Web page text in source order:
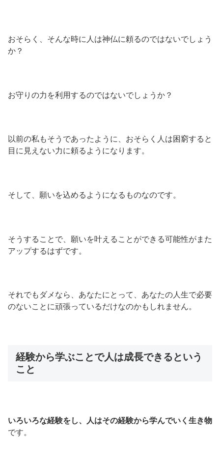
おそらく、そんな時に人は神仏に頼るのではないでしょう
か？
お守りの力を利用するのではないでしょうか？
以前の私もそうであったように、おそらく人は困窮すると
目に見えない力に頼るようになります。
そして、願いを込めるようになるものなのです。
そうすることで、願いを叶えることができる可能性がまた
アップするはずです。
それでもダメなら、あなたにとって、あなたの人生で必要
のないことに頑張っているだけなのかもしれません。
経験から学ぶことで人は成長できるという
こと
いろいろな経験をし、人はその経験から学んでいく生き物
です。